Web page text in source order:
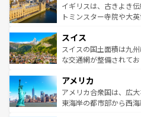
香り高いラベンダー畑
らに、パリ以外の地域
れる地方に足を運ぶと
きるだろう。
を参照してほしい。
ルリンの文化的活気、
してライン川沿いのワ
は、お酒好きな人にはぜひ体験
ドイツ情報はコンテン
イギリスは、古きよき
トミンスター寺院や大
リアごとに異なる魅力
ティー、ビール好きに
戦など、本場だからこ
ンツ一覧を参照してほし
スイス
スイスの国土面積は九
な交通網が整備されて
の建物がそのまま残る
博物館もあり、アルプ
ことができる。国民の
アメリカ
アメリカ合衆国は、広
東海岸の都市部から西